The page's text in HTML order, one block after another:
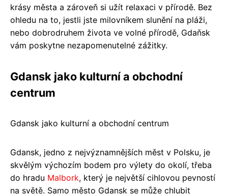
krásy města a zároveň si užít relaxaci v přírodě. Bez
ohledu na to, jestli jste milovníkem slunění na pláži,
nebo dobrodruhem života ve volné přírodě, Gdaňsk
vám poskytne nezapomenutelné zážitky.
Gdansk jako kulturní a obchodní
centrum
Gdansk jako kulturní a obchodní centrum
Gdansk, jedno z nejvýznamnějších měst v Polsku, je
skvělým výchozím bodem pro výlety do okolí, třeba
do hradu Malbork, který je největší cihlovou pevností
na světě. Samo město Gdansk se může chlubit